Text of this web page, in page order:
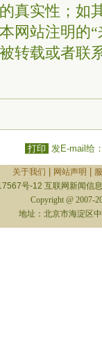
真实性；如
网站注明的
转载或者联
打印 发E-mail给
关于我们 网站声明
号-12 互联网新闻信
Copyright @ 2007-
地址：北京市海淀区